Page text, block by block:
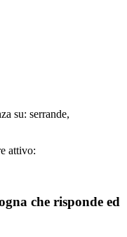
su: serrande,
attivo:
che risponde ed